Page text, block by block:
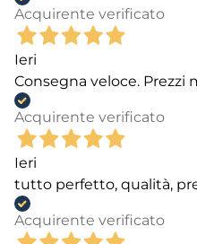
Acquirente verificato
Ieri
Consegna veloce. Prezzi
Acquirente verificato
Ieri
tutto perfetto, qualità,
Acquirente verificato